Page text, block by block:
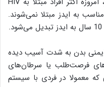
به ایدز مبتلا نمی‌شوند.
بدن به شدت آسیب دیده
فرصت‌طلب یا سرطان‌های
معمولا در فردی با سیستم